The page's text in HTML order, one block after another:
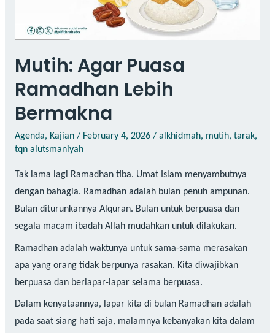
Mutih: Agar Puasa
Ramadhan Lebih
Bermakna
Agenda, Kajian/ February 4, 2026/ alkhidmah, mutih, tarak,
tqn alutsmaniyah
Tak lama lagi Ramadhan tiba. Umat Islam menyambutnya
dengan bahagia. Ramadhan adalah bulan penuh ampunan.
Bulan diturunkannya Alquran. Bulan untuk berpuasa dan
segala macam ibadah Allah mudahkan untuk dilakukan.
Ramadhan adalah waktunya untuk sama-sama merasakan
apa yang orang tidak berpunya rasakan. Kita diwajibkan
berpuasa dan berlapar-lapar selama berpuasa.
Dalam kenyataannya, lapar kita di bulan Ramadhan adalah
pada saat siang hati saja, malamnya kebanyakan kita dalam